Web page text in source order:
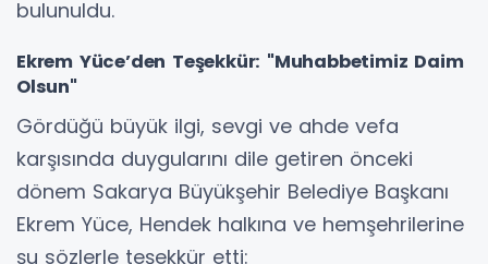
bulunuldu.
Ekrem Yüce’den Teşekkür: "Muhabbetimiz Daim
Olsun"
Gördüğü büyük ilgi, sevgi ve ahde vefa
karşısında duygularını dile getiren önceki
dönem Sakarya Büyükşehir Belediye Başkanı
Ekrem Yüce, Hendek halkına ve hemşehrilerine
şu sözlerle teşekkür etti: